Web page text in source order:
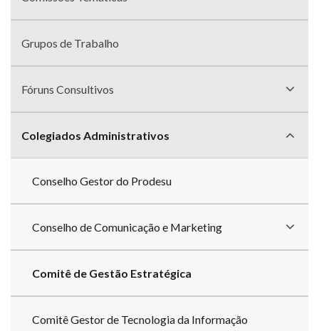
Grupos de Trabalho
Fóruns Consultivos
Colegiados Administrativos
Conselho Gestor do Prodesu
Conselho de Comunicação e Marketing
Comitê de Gestão Estratégica
Comitê Gestor de Tecnologia da Informação